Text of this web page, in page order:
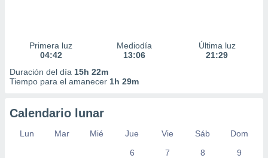
Primera luz
04:42
Mediodía
13:06
Última luz
21:29
Duración del día 15h 22m
Tiempo para el amanecer 1h 29m
Calendario lunar
Lun Mar Mié Jue Vie Sáb
Dom
6
7 8 9